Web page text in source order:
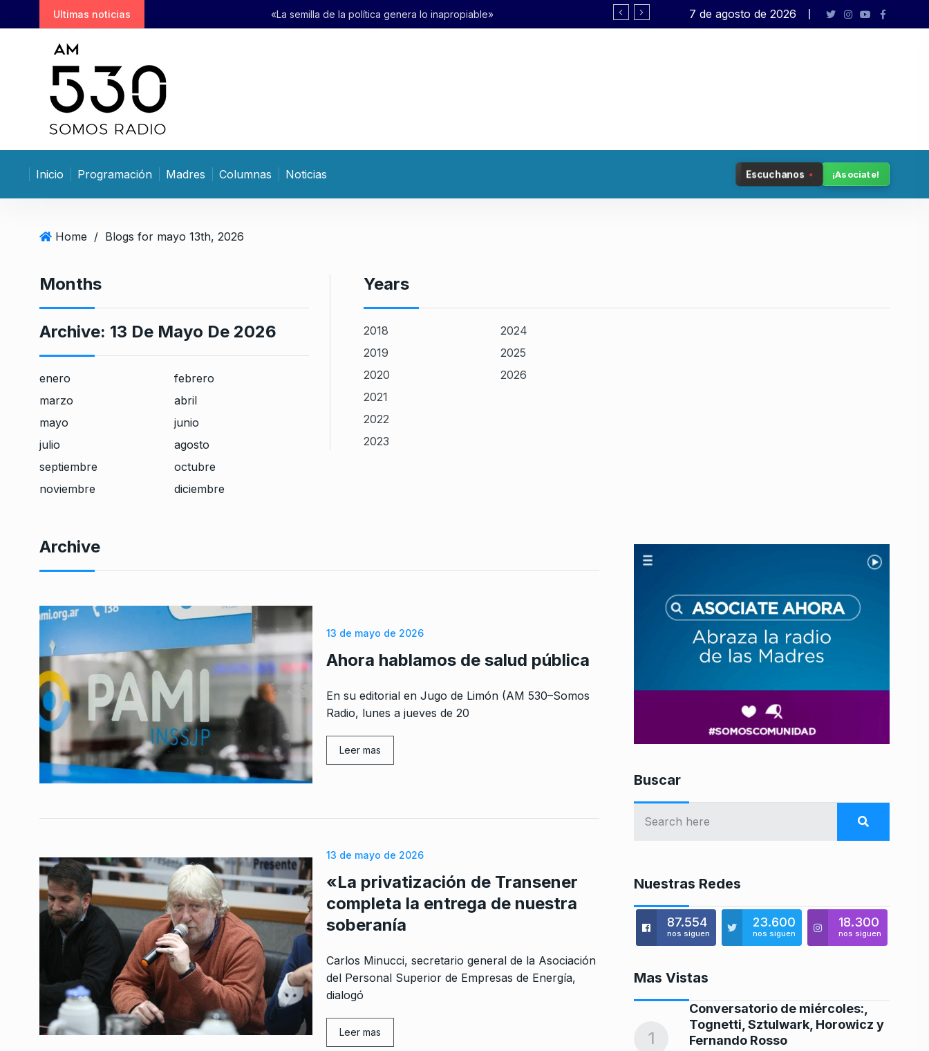
k
n
Ultimas noticias «La semilla de la política genera lo inapropiable» «Esta ley hay que leerla en términos
7 de agosto de 2026
Inicio Programación Madres Columnas Noticias Escuchanos ¡Asociate!
Home / Blogs for mayo 13th, 2026
Months
Archive: 13 De Mayo De 2026
enero
febrero
marzo
abril
mayo
junio
julio
agosto
septiembre
octubre
noviembre
diciembre
Years
2018
2019
2020
2021
2022
2023
2024
2025
2026
Archive
13 de mayo de 2026
Ahora hablamos de salud pública
En su editorial en Jugo de Limón (AM 530–Somos
Radio, lunes a jueves de 20
Leer mas
13 de mayo de 2026
«La privatización de Transener
completa la entrega de nuestra
soberanía
Carlos Minucci, secretario general de la Asociación
del Personal Superior de Empresas de Energía,
dialogó
Leer mas
Buscar
Nuestras Redes
87.554
nos siguen
23.600
nos siguen
18.300
nos siguen
Mas Vistas
1
Conversatorio de miércoles:,
Tognetti, Sztulwark, Horowicz y
1
Conversatorio de miércoles:,
Tognetti, Sztulwark, Horowicz y
Fernando Rosso